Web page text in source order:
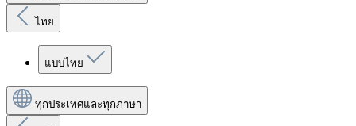
ไทย
แบบไทย
ทุกประเทศและทุกภาษา